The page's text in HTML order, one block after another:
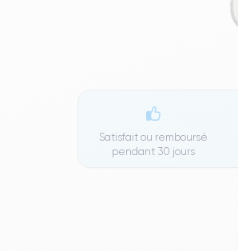
Satisfait ou remboursé
pendant 30 jours